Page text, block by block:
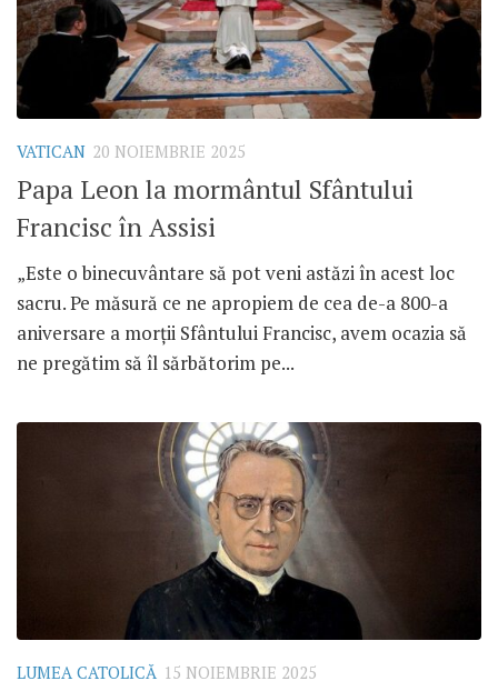
VATICAN 20 NOIEMBRIE 2025
Papa Leon la mormântul Sfântului
Francisc în Assisi
„Este o binecuvântare să pot veni astăzi în acest loc
sacru. Pe măsură ce ne apropiem de cea de-a 800-a
aniversare a morții Sfântului Francisc, avem ocazia să
ne pregătim să îl sărbătorim pe...
LUMEA CATOLICĂ 15 NOIEMBRIE 2025